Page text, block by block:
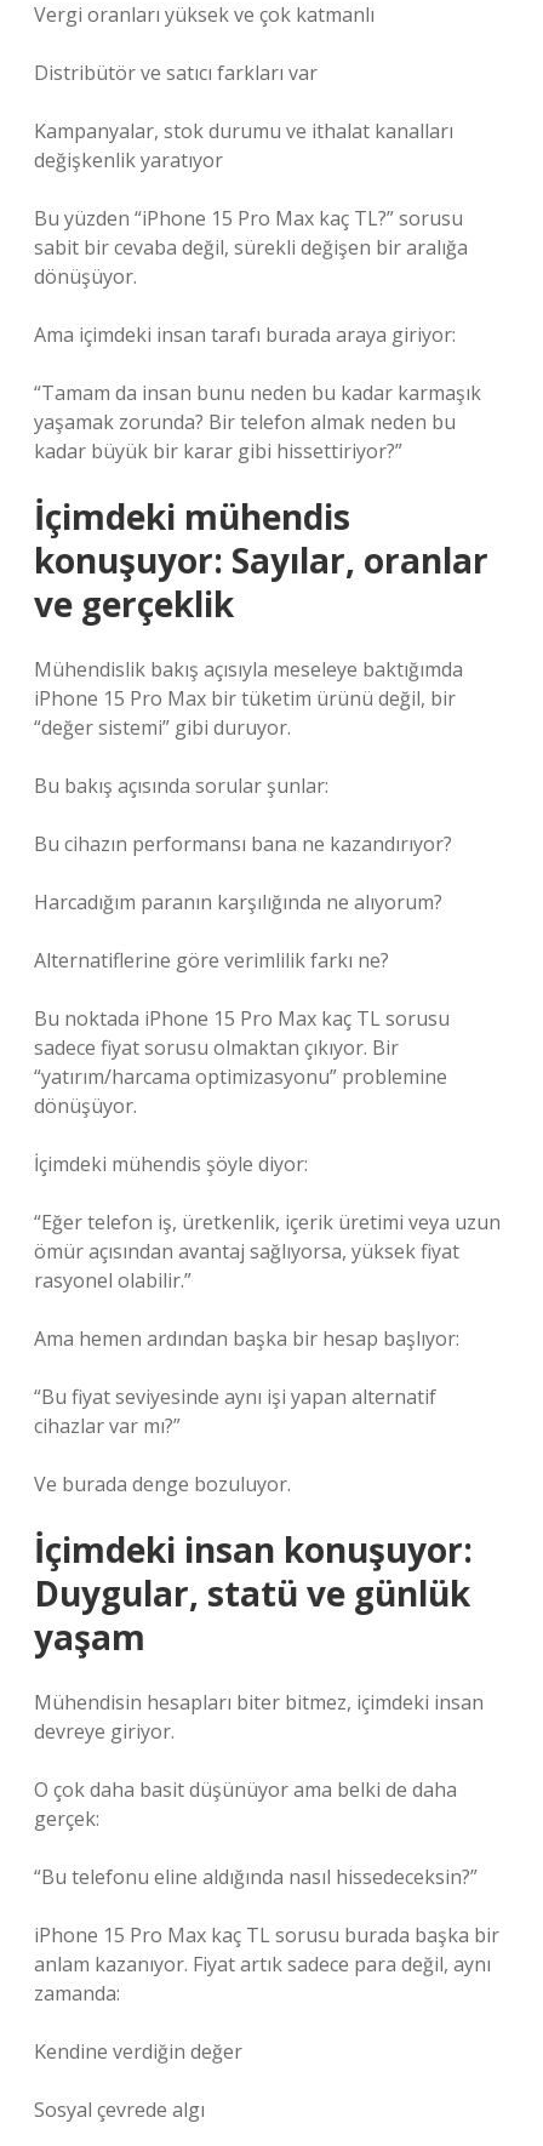
Vergi oranları yüksek ve çok katmanlı
Distribütör ve satıcı farkları var
Kampanyalar, stok durumu ve ithalat kanalları
değişkenlik yaratıyor
Bu yüzden “iPhone 15 Pro Max kaç TL?” sorusu
sabit bir cevaba değil, sürekli değişen bir aralığa
dönüşüyor.
Ama içimdeki insan tarafı burada araya giriyor:
“Tamam da insan bunu neden bu kadar karmaşık
yaşamak zorunda? Bir telefon almak neden bu
kadar büyük bir karar gibi hissettiriyor?”
İçimdeki mühendis
konuşuyor: Sayılar, oranlar
ve gerçeklik
Mühendislik bakış açısıyla meseleye baktığımda
iPhone 15 Pro Max bir tüketim ürünü değil, bir
“değer sistemi” gibi duruyor.
Bu bakış açısında sorular şunlar:
Bu cihazın performansı bana ne kazandırıyor?
Harcadığım paranın karşılığında ne alıyorum?
Alternatiflerine göre verimlilik farkı ne?
Bu noktada iPhone 15 Pro Max kaç TL sorusu
sadece fiyat sorusu olmaktan çıkıyor. Bir
“yatırım/harcama optimizasyonu” problemine
dönüşüyor.
İçimdeki mühendis şöyle diyor:
“Eğer telefon iş, üretkenlik, içerik üretimi veya uzun
ömür açısından avantaj sağlıyorsa, yüksek fiyat
rasyonel olabilir.”
Ama hemen ardından başka bir hesap başlıyor:
“Bu fiyat seviyesinde aynı işi yapan alternatif
cihazlar var mı?”
Ve burada denge bozuluyor.
İçimdeki insan konuşuyor:
Duygular, statü ve günlük
yaşam
Mühendisin hesapları biter bitmez, içimdeki insan
devreye giriyor.
O çok daha basit düşünüyor ama belki de daha
gerçek:
“Bu telefonu eline aldığında nasıl hissedeceksin?”
iPhone 15 Pro Max kaç TL sorusu burada başka bir
anlam kazanıyor. Fiyat artık sadece para değil, aynı
zamanda:
Kendine verdiğin değer
Sosyal çevrede algı